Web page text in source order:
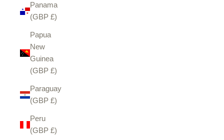
Panama
(GBP £)
Papua
New
Guinea
(GBP £)
Paraguay
(GBP £)
Peru
(GBP £)